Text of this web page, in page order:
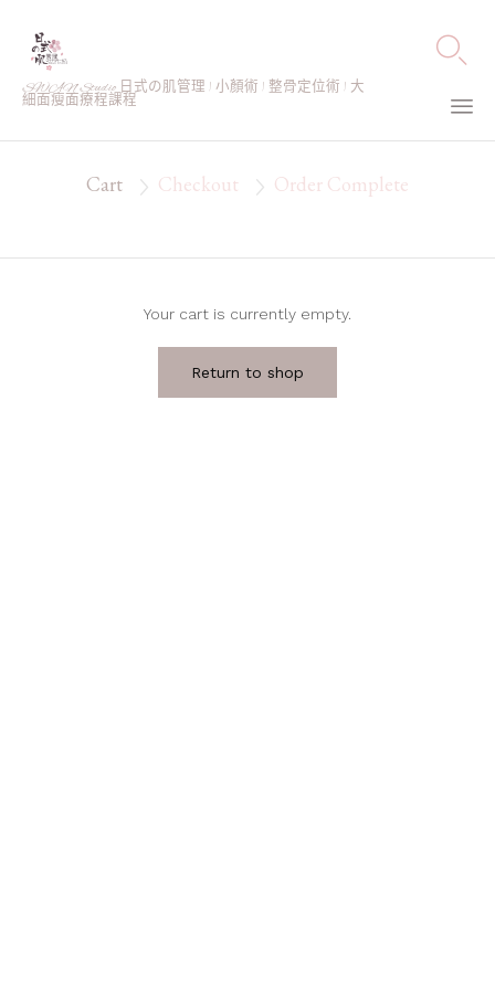
SWAN Studio 日式の肌管理 | 小顏術 | 整骨定位術 | 大
細面瘦面療程課程

Cart  Checkout  Order Complete
Your cart is currently empty.
Return to shop